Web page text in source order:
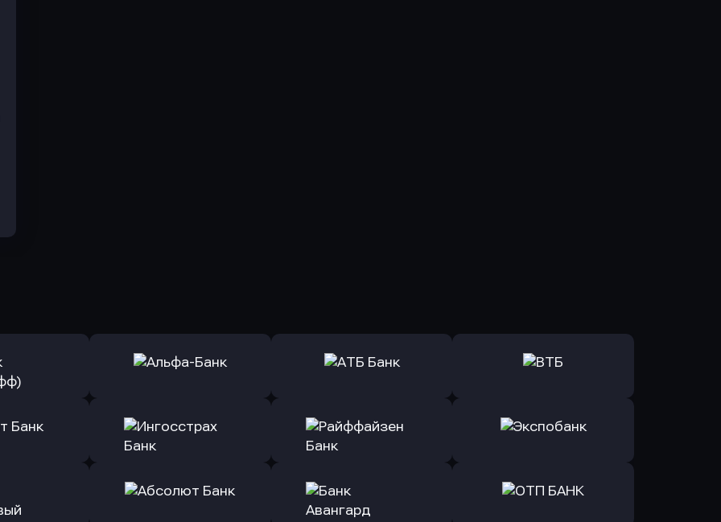
заявку
Оправить заявку
в Альфа-Банк
Оправить заявку
в АТБ Банк
Оправить заявку
заявку
Банк
Оправить заявку
Оправить заявку
в Райффайзен Банк
Оправить заявку